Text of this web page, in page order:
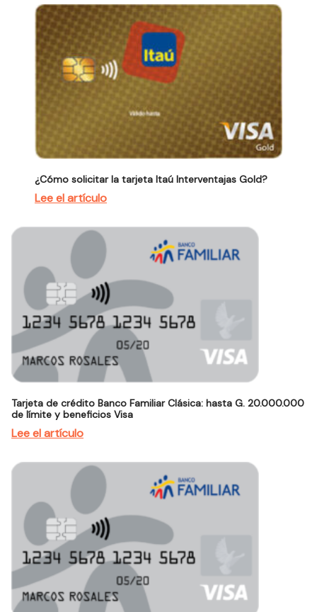
¿Cómo solicitar la tarjeta Itaú Interventajas Gold?
Lee el artículo
Tarjeta de crédito Banco Familiar Clásica: hasta G. 20.000.000
de límite y beneficios Visa
Lee el artículo